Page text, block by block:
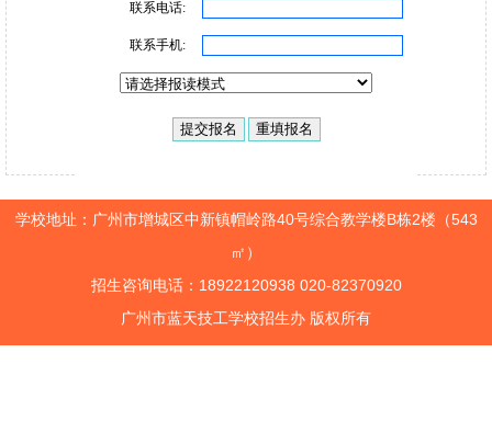
学校地址：广州市增城区中新镇帽岭路40号综合教学楼B栋2楼（543
㎡）
招生咨询电话：18922120938 020-82370920
广州市蓝天技工学校招生办 版权所有